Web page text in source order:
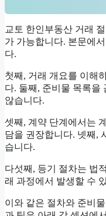
교토 한인부동산 거래
가 가능합니다. 본문에
다.
첫째, 거래 개요를 이해
다. 둘째, 준비물 목록을
않습니다.
셋째, 계약 단계에서는
담을 권장합니다. 넷째,
습니다.
다섯째, 등기 절차는 법
래 과정에서 발생할 수
이와 같은 절차와 준비